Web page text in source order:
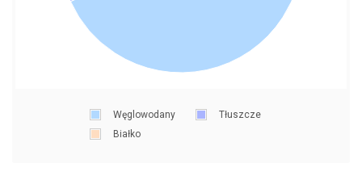
Węglowodany
Tłuszcze
Białko